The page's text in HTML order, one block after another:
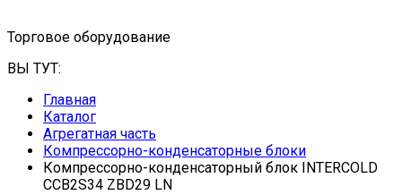
Торговое оборудование
ВЫ ТУТ:
Главная
Каталог
Агрегатная часть
Компрессорно-конденсаторные блоки
Компрессорно-конденсаторный блок INTERCOLD
CCB2S34 ZBD29 LN